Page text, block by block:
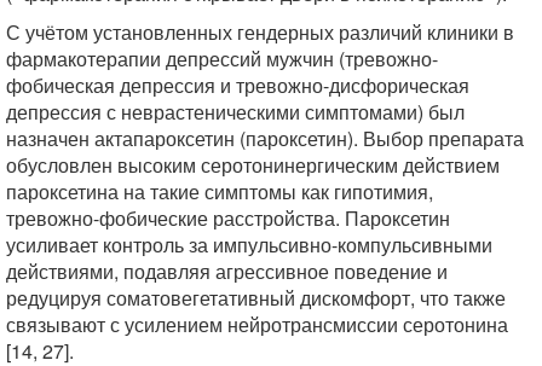
С учётом установленных гендерных различий клиники в
фармакотерапии депрессий мужчин (тревожно-
фобическая депрессия и тревожно-дисфорическая
депрессия с неврастеническими симптомами) был
назначен актапароксетин (пароксетин). Выбор препарата
обусловлен высоким серотонинергическим действием
пароксетина на такие симптомы как гипотимия,
тревожно-фобические расстройства. Пароксетин
усиливает контроль за импульсивно-компульсивными
действиями, подавляя агрессивное поведение и
редуцируя соматовегетативный дискомфорт, что также
связывают с усилением нейротрансмиссии серотонина
[14, 27].